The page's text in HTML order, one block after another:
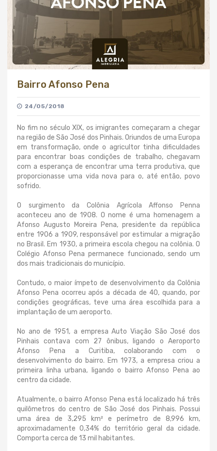
Bairro Afonso Pena
24/05/2018
No fim no século XIX, os imigrantes começaram a chegar
na região de São José dos Pinhais. Oriundos de uma Europa
em transformação, onde o agricultor tinha dificuldades
para encontrar boas condições de trabalho, chegavam
com a esperança de encontrar uma terra produtiva, que
proporcionasse uma vida nova para o, até então, povo
sofrido.
O surgimento da Colônia Agrícola Affonso Penna
aconteceu ano de 1908. O nome é uma homenagem a
Afonso Augusto Moreira Pena, presidente da república
entre 1906 a 1909, responsável por estimular a migração
no Brasil. Em 1930, a primeira escola chegou na colônia. O
Colégio Afonso Pena permanece funcionado, sendo um
dos mais tradicionais do município.
Contudo, o maior ímpeto de desenvolvimento da Colônia
Afonso Pena ocorreu após a década de 40, quando, por
condições geográficas, teve uma área escolhida para a
implantação de um aeroporto.
No ano de 1951, a empresa Auto Viação São José dos
Pinhais contava com 27 ônibus, ligando o Aeroporto
Afonso Pena a Curitiba, colaborando com o
desenvolvimento do bairro. Em 1973, a empresa criou a
primeira linha urbana, ligando o bairro Afonso Pena ao
centro da cidade.
Atualmente, o bairro Afonso Pena está localizado há três
quilômetros do centro de São José dos Pinhais. Possui
uma área de 3,295 km² e perímetro de 8,996 km,
aproximadamente 0,34% do território geral da cidade.
Comporta cerca de 13 mil habitantes.